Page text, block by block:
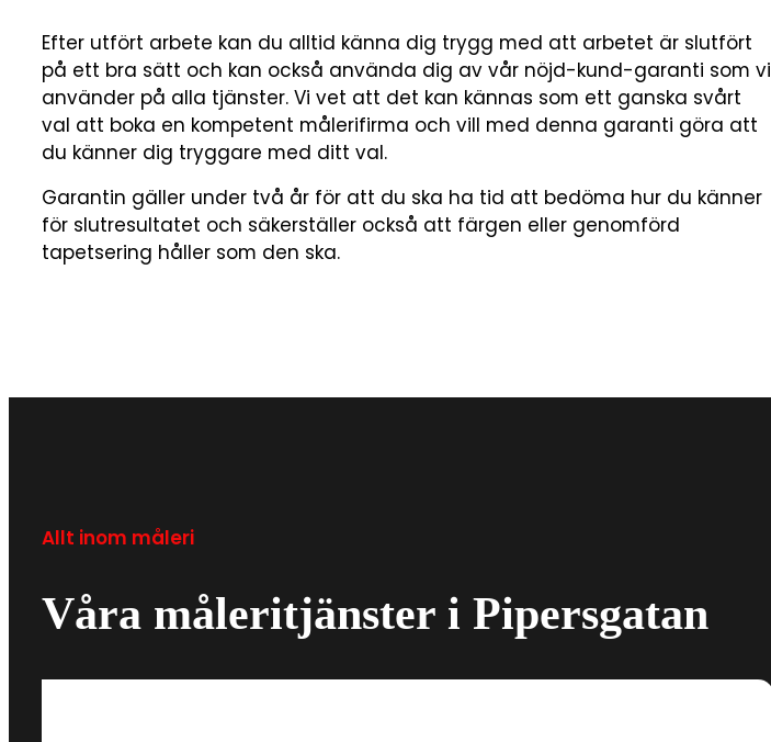
Efter utfört arbete kan du alltid känna dig trygg med att arbetet är slutfört
på ett bra sätt och kan också använda dig av vår nöjd-kund-garanti som vi
använder på alla tjänster. Vi vet att det kan kännas som ett ganska svårt
val att boka en kompetent målerifirma och vill med denna garanti göra att
du känner dig tryggare med ditt val.
Garantin gäller under två år för att du ska ha tid att bedöma hur du känner
för slutresultatet och säkerställer också att färgen eller genomförd
tapetsering håller som den ska.
Allt inom måleri
Våra måleritjänster i Pipersgatan